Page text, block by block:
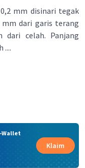
mm disinari tegak
dari garis terang
celah. Panjang
....
Wallet
Klaim